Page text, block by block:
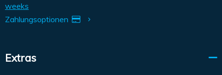
weeks
Zahlungsoptionen
Extras